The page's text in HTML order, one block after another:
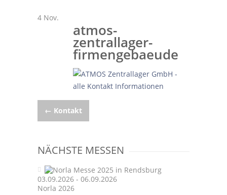
4 Nov.
atmos-
zentrallager-
firmengebaeude
Post
← Kontakt
NÄCHSTE MESSEN
03.09.2026 - 06.09.2026
Norla 2026